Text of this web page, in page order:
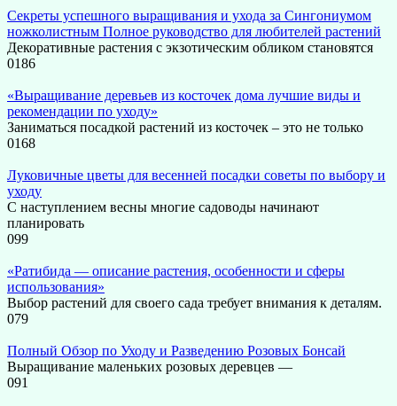
Секреты успешного выращивания и ухода за Сингониумом
ножколистным Полное руководство для любителей растений
Декоративные растения с экзотическим обликом становятся
0186
«Выращивание деревьев из косточек дома лучшие виды и
рекомендации по уходу»
Заниматься посадкой растений из косточек – это не только
0168
Луковичные цветы для весенней посадки советы по выбору и
уходу
С наступлением весны многие садоводы начинают
планировать
099
«Ратибида — описание растения, особенности и сферы
использования»
Выбор растений для своего сада требует внимания к деталям.
079
Полный Обзор по Уходу и Разведению Розовых Бонсай
Выращивание маленьких розовых деревцев —
091